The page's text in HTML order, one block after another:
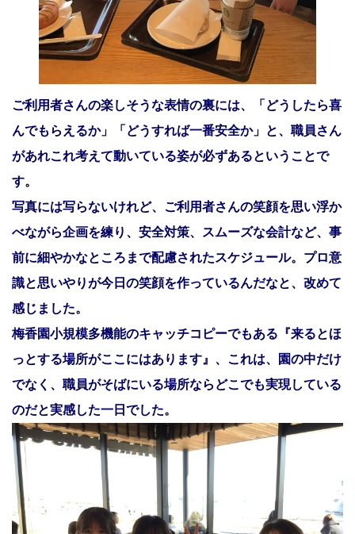
ご利用者さんの楽しそうな表情の裏には、「どうしたら喜
んでもらえるか」「どうすれば一番安全か」と、職員さん
があれこれ考えて動いている姿が必ずあるということで
す。
写真には写らないけれど、ご利用者さんの笑顔を思い浮か
べながら企画を練り、安全対策、スムーズな会計など、事
前に細やかなところまで配慮されたスケジュール。プロ意
識と思いやりが今日の笑顔を作っているんだなと、改めて
感じました。
梅香園小規模多機能のキャッチコピーでもある『来るとほ
っとする場所がここにはあります』、これは、園の中だけ
でなく、職員がそばにいる場所ならどこでも実現している
のだと実感した一日でした。